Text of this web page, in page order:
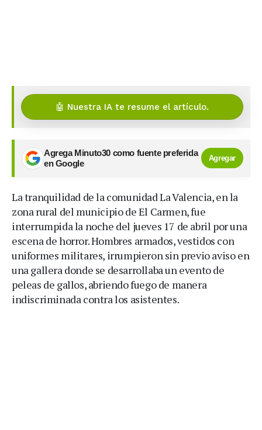
🤖 Nuestra IA te resume el artículo.
Agrega Minuto30 como fuente preferida
en Google
Agregar
La tranquilidad de la comunidad La Valencia, en la
zona rural del municipio de El Carmen, fue
interrumpida la noche del jueves 17 de abril por una
escena de horror. Hombres armados, vestidos con
uniformes militares, irrumpieron sin previo aviso en
una gallera donde se desarrollaba un evento de
peleas de gallos, abriendo fuego de manera
indiscriminada contra los asistentes.